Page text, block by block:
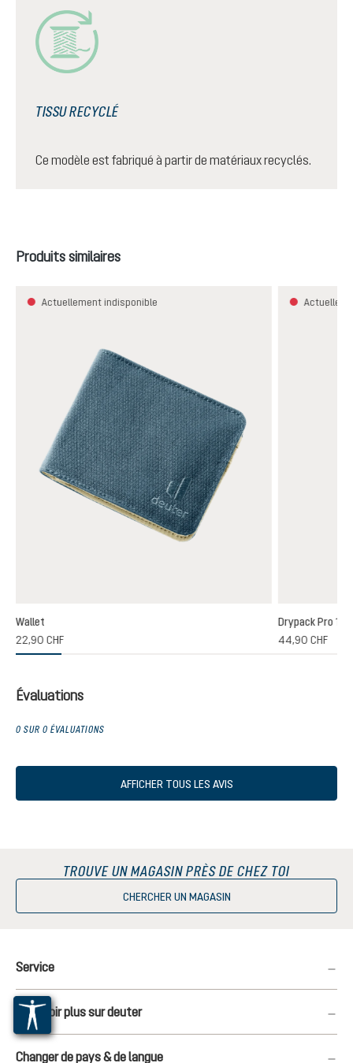
TISSU RECYCLÉ
Ce modèle est fabriqué à partir de matériaux recyclés.
Ignorer la galerie de produits
Produits similaires
Actuellement indisponible
Wallet
22,90 CHF
Drypack Pro 13
44,90 CHF
Évaluations
0 SUR 0 ÉVALUATIONS
AFFICHER TOUS LES AVIS
TROUVE UN MAGASIN PRÈS DE CHEZ TOI
CHERCHER UN MAGASIN
Service
En savoir plus sur deuter
Changer de pays & de langue